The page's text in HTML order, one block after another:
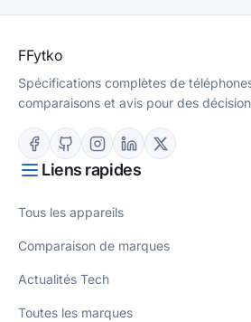
FFytko
Spécifications complètes de
comparaisons et avis pour des
Liens rapides
Tous les appareils
Comparaison de marques
Actualités Tech
Toutes les marques